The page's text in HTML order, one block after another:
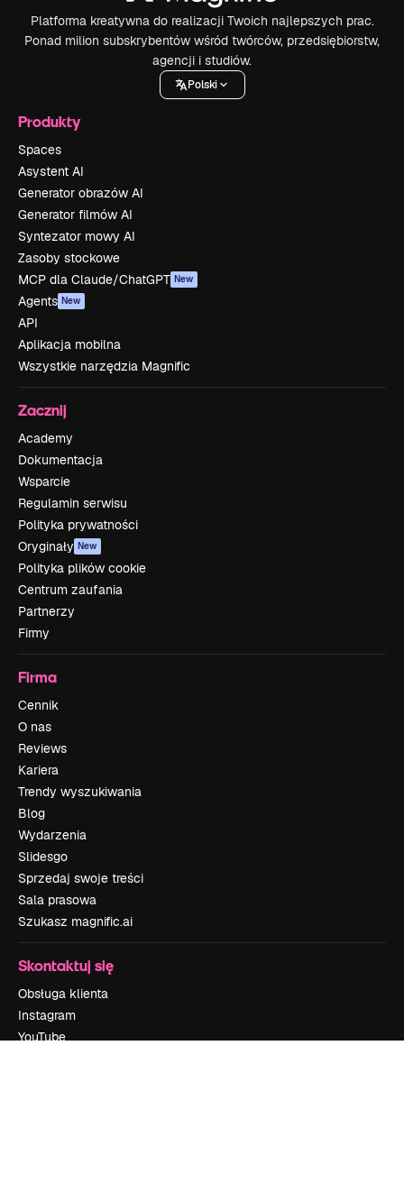
Platforma kreatywna do realizacji Twoich najlepszych prac.
Ponad milion subskrybentów wśród twórców, przedsiębiorstw,
agencji i studiów.
Polski
Produkty
Spaces
Asystent AI
Generator obrazów AI
Generator filmów AI
Syntezator mowy AI
Zasoby stockowe
MCP dla Claude/ChatGPT New
Agents New
API
Aplikacja mobilna
Wszystkie narzędzia Magnific
Zacznij
Academy
Dokumentacja
Wsparcie
Regulamin serwisu
Polityka prywatności
Oryginały New
Polityka plików cookie
Centrum zaufania
Partnerzy
Firmy
Firma
Cennik
O nas
Reviews
Kariera
Trendy wyszukiwania
Blog
Wydarzenia
Slidesgo
Sprzedaj swoje treści
Sala prasowa
Szukasz magnific.ai
Skontaktuj się
Obsługa klienta
Instagram
YouTube